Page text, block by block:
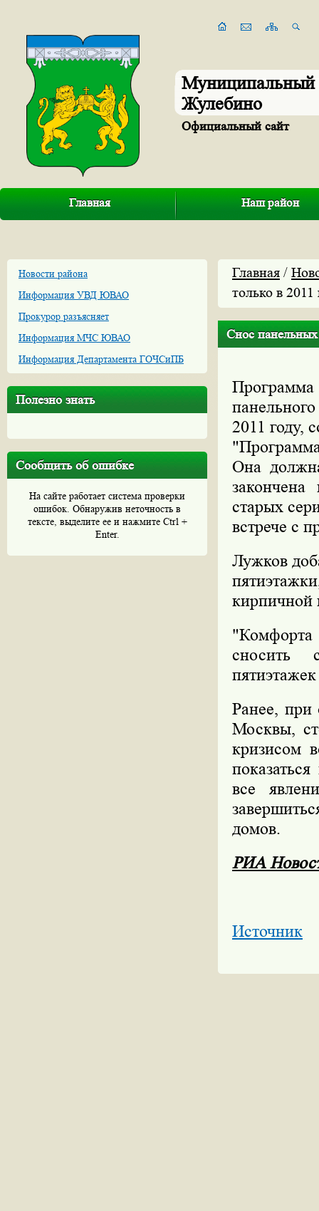
Муниципальный
Жулебино
Официальный сайт
Главная Наш район
Новости района
Информация УВД ЮВАО
Прокурор разъясняет
Информация МЧС ЮВАО
Информация Департамента ГОЧСиПБ
Полезно знать
Сообщить об ошибке
На сайте работает система проверки
ошибок. Обнаружив неточность в
тексте, выделите ее и нажмите Ctrl +
Enter.
Главная /
только в 2011
Снос панельных
Программа
2011 году,
Она
старых
встрече с
Лужков
кирпичной
сносить
Ранее,
Москвы,
кризисом
все
домов.
РИА
Источник